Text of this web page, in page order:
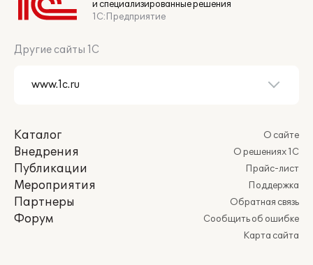
и специализированные решения
1С:Предприятие
Другие сайты 1С
Каталог
Внедрения
Публикации
Мероприятия
Партнеры
Форум
О сайте
О решениях 1С
Прайс-лист
Поддержка
Обратная связь
Сообщить об ошибке
Карта сайта